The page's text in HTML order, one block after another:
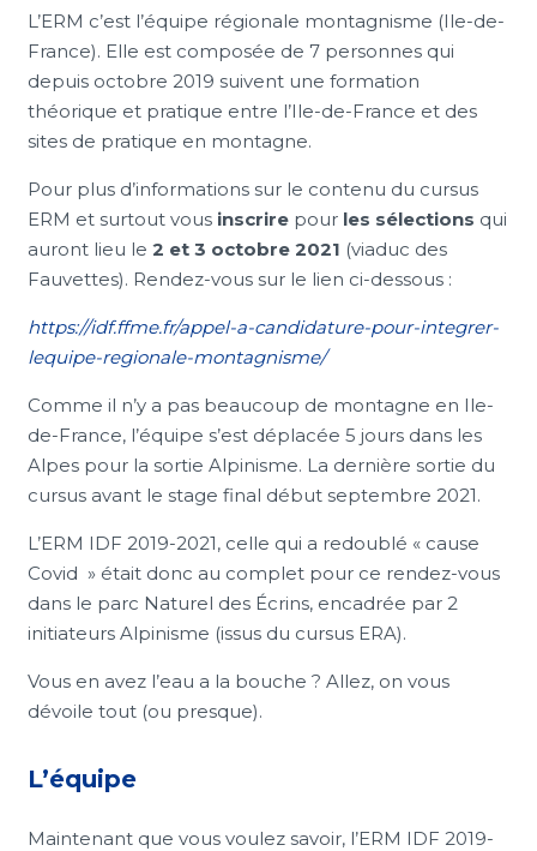
L’ERM c’est l’équipe régionale montagnisme (Ile-de-
France). Elle est composée de 7 personnes qui
depuis octobre 2019 suivent une formation
théorique et pratique entre l’Ile-de-France et des
sites de pratique en montagne.
Pour plus d’informations sur le contenu du cursus
ERM et surtout vous inscrirepour les sélections qui
auront lieu le 2 et 3 octobre 2021 (viaduc des
Fauvettes). Rendez-vous sur le lien ci-dessous :
https://idf.ffme.fr/appel-a-candidature-pour-integrer-
lequipe-regionale-montagnisme/
Comme il n’y a pas beaucoup de montagne en Ile-
de-France, l’équipe s’est déplacée 5 jours dans les
Alpes pour la sortie Alpinisme. La dernière sortie du
cursus avant le stage final début septembre 2021.
L’ERM IDF 2019-2021, celle qui a redoublé « cause
Covid » était donc au complet pour ce rendez-vous
dans le parc Naturel des Écrins, encadrée par 2
initiateurs Alpinisme (issus du cursus ERA).
Vous en avez l’eau a la bouche ? Allez, on vous
dévoile tout (ou presque).
L’équipe
Maintenant que vous voulez savoir, l’ERM IDF 2019-